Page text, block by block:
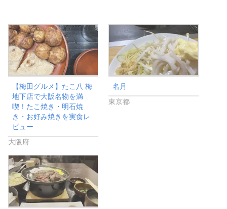
【梅田グルメ】たこ八 梅
地下店で大阪名物を満
喫！たこ焼き・明石焼
き・お好み焼きを実食レ
ビュー
大阪府
名月
東京都